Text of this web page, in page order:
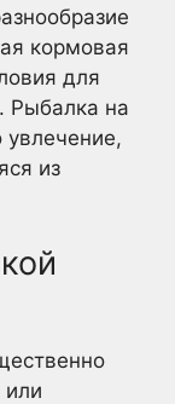
кормовая
для
Рыбалка на
увлечение,
из
или